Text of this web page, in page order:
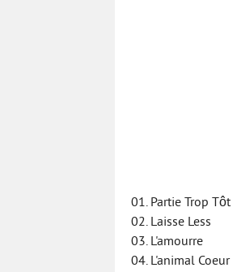
01. Partie Trop Tôt
02. Laisse Less
03. L'amourre
04. L'animal Coeur